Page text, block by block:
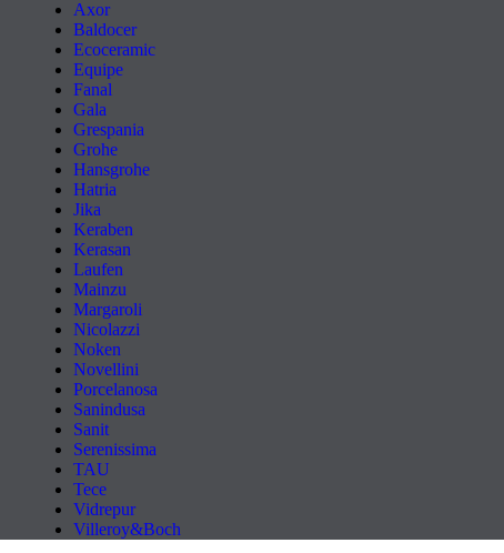
Axor
Baldocer
Ecoceramic
Equipe
Fanal
Gala
Grespania
Grohe
Hansgrohe
Hatria
Jika
Keraben
Kerasan
Laufen
Mainzu
Margaroli
Nicolazzi
Noken
Novellini
Porcelanosa
Sanindusa
Sanit
Serenissima
TAU
Tece
Vidrepur
Villeroy&Boch